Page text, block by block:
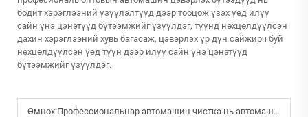
бодит хэрэглээний үзүүлэлтүүд дээр тооцож үзэх үед илүү
сайн үнэ цэнэтүүд бүтээмжийг үзүүлдэг, түүнд нөхцөлдүүлсэн
дахин хэрэглээний хувь багасаж, цэвэрлэх үр дүн сайжирч буй
нөхцөлдүүлсэн үед түүн дээр илүү сайн үнэ цэнэтүүд
бүтээмжийг үзүүлдэг.
Өмнөх:Профессиональнар автомашин чистка нь автомашиний үргэлжлэх хугацаа болон гадаад төрхийг хэрхэн сайжруулж чадах вэ?